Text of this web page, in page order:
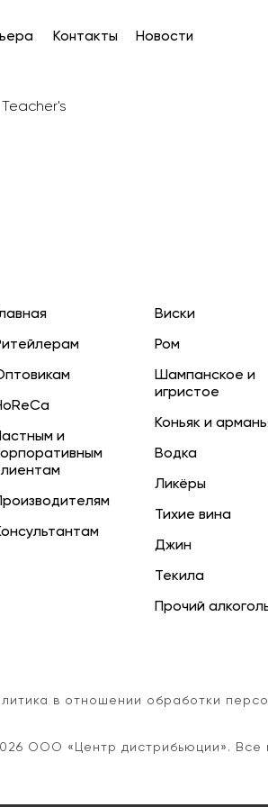
Новости
Контакты
Teacher's
и
Виски
Ром
Шампанское и
игристое
Коньяк и
Водка
Ликёры
Тихие вина
Джин
Текила
Прочий
в отношении обработки
ООО «Центр дистрибьюции». Все